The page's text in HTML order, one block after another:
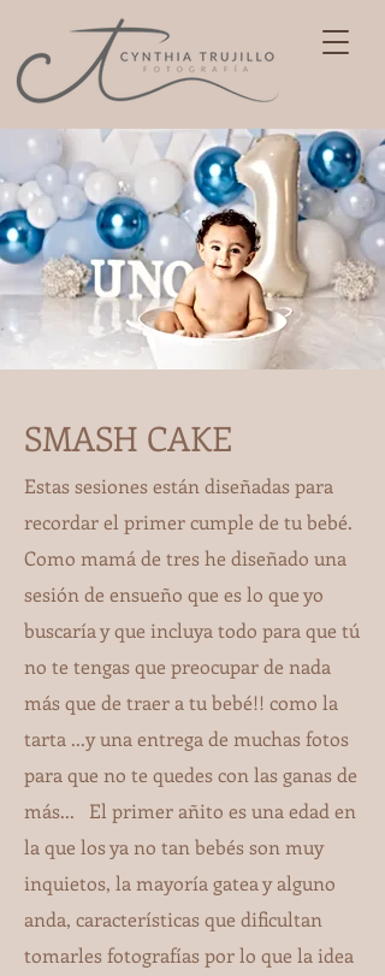
SMASH CAKE
Estas sesiones están diseñadas para
recordar el primer cumple de tu bebé.
Como mamá de tres he diseñado una
sesión de ensueño que es lo que yo
buscaría y que incluya todo para que tú
no te tengas que preocupar de nada
más que de traer a tu bebé!! como la
tarta ...y una entrega de muchas fotos
para que no te quedes con las ganas de
más... El primer añito es una edad en
la que los ya no tan bebés son muy
inquietos, la mayoría gatea y alguno
anda, características que dificultan
tomarles fotografías por lo que la idea